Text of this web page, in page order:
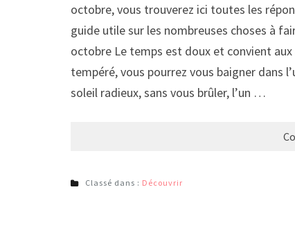
octobre, vous trouverez ici toutes les
guide utile sur les nombreuses choses à
octobre Le temps est doux et convient
tempéré, vous pourrez vous baigner dans
soleil radieux, sans vous brûler, l’un …
Classé dans : Découvrir